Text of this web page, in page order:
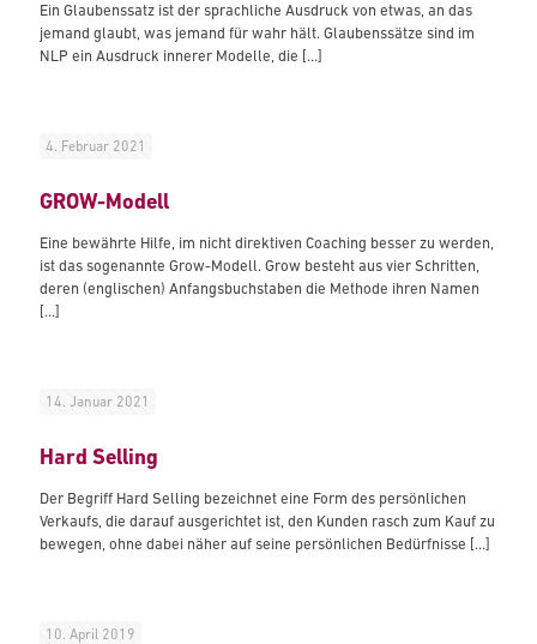
Ein Glaubenssatz ist der sprachliche Ausdruck von etwas, an das
jemand glaubt, was jemand für wahr hält. Glaubenssätze sind im
NLP ein Ausdruck innerer Modelle, die […]
4. Februar 2021
GROW-Modell
Eine bewährte Hilfe, im nicht direktiven Coaching besser zu werden,
ist das sogenannte Grow-Modell. Grow besteht aus vier Schritten,
deren (englischen) Anfangsbuchstaben die Methode ihren Namen
[…]
14. Januar 2021
Hard Selling
Der Begriff Hard Selling bezeichnet eine Form des persönlichen
Verkaufs, die darauf ausgerichtet ist, den Kunden rasch zum Kauf zu
bewegen, ohne dabei näher auf seine persönlichen Bedürfnisse […]
10. April 2019